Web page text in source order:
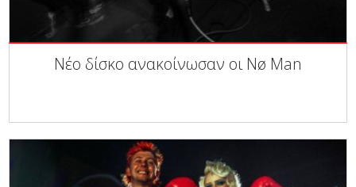
Νέο δίσκο ανακοίνωσαν οι Nø Man